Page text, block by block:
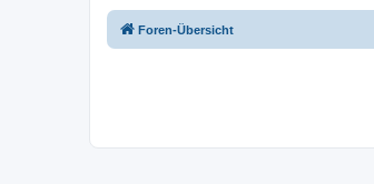
Foren-Übersicht